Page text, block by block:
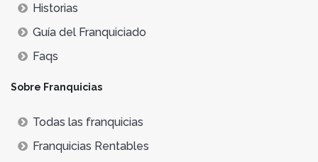
Historias
Guía del Franquiciado
Faqs
Sobre Franquicias
Todas las franquicias
Franquicias Rentables